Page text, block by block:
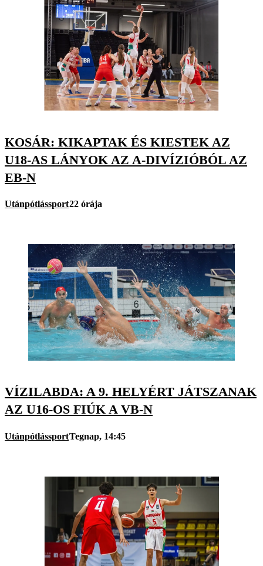
KOSÁR: KIKAPTAK ÉS KIESTEK AZ
U18-AS LÁNYOK AZ A-DIVÍZIÓBÓL AZ
EB-N
Utánpótlássport22 órája
VÍZILABDA: A 9. HELYÉRT JÁTSZANAK
AZ U16-OS FIÚK A VB-N
UtánpótlássportTegnap, 14:45